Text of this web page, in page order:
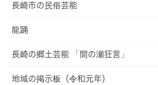
長崎市の民俗芸能
龍踊
長崎の郷土芸能 「間の瀬狂言」
地域の掲示板（令和元年）